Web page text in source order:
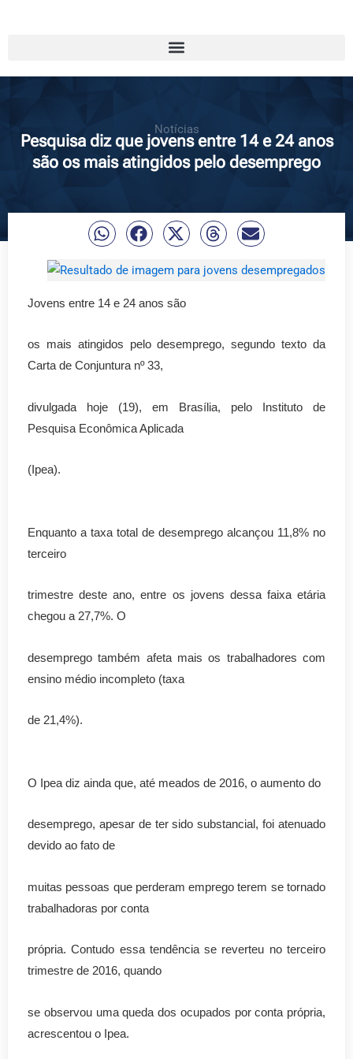
Notícias
Pesquisa diz que jovens entre 14 e 24 anos
são os mais atingidos pelo desemprego
Jovens entre 14 e 24 anos são
os mais atingidos pelo desemprego, segundo texto da
Carta de Conjuntura nº 33,
divulgada hoje (19), em Brasília, pelo Instituto de
Pesquisa Econômica Aplicada
(Ipea).
Enquanto a taxa total de desemprego alcançou 11,8% no
terceiro
trimestre deste ano, entre os jovens dessa faixa etária
chegou a 27,7%. O
desemprego também afeta mais os trabalhadores com
ensino médio incompleto (taxa
de 21,4%).
O Ipea diz ainda que, até meados de 2016, o aumento do
desemprego, apesar de ter sido substancial, foi atenuado
devido ao fato de
muitas pessoas que perderam emprego terem se tornado
trabalhadoras por conta
própria. Contudo essa tendência se reverteu no terceiro
trimestre de 2016, quando
se observou uma queda dos ocupados por conta própria,
acrescentou o Ipea.